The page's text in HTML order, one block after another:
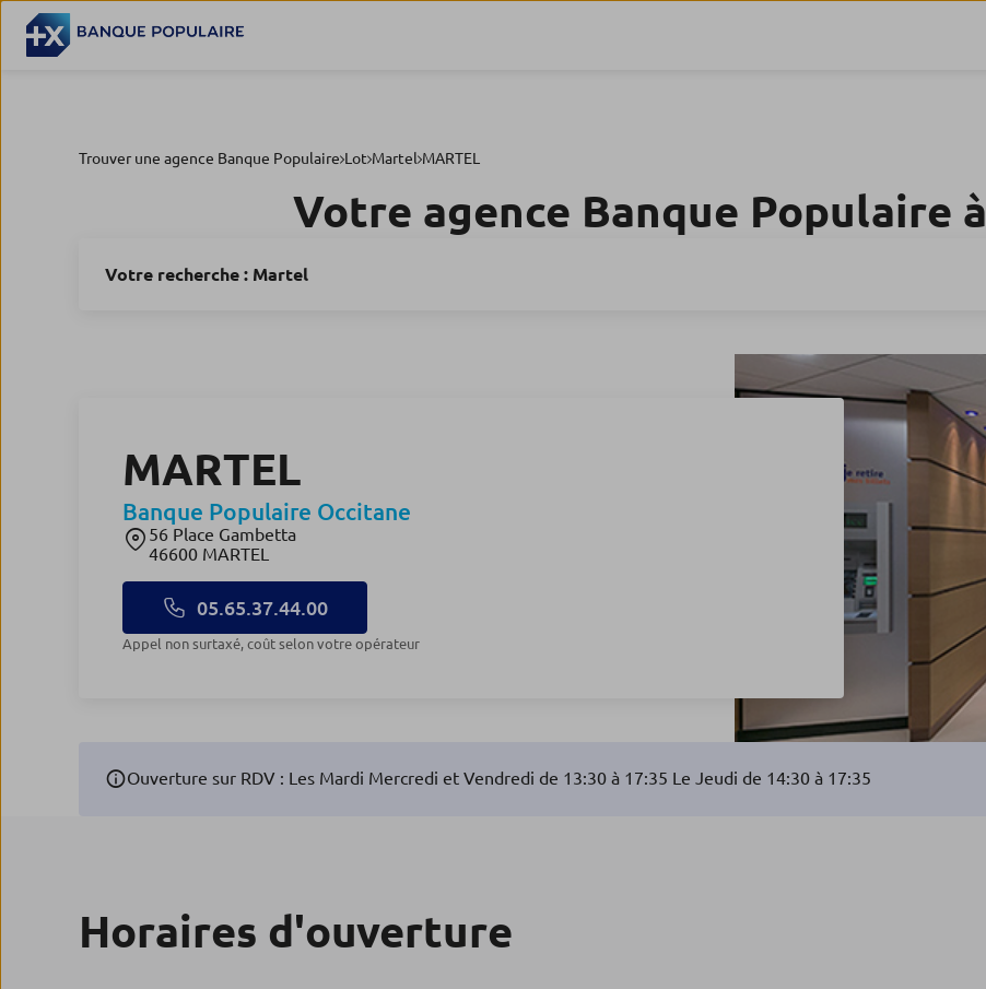
Trouver une agence Banque Populaire Lot Martel MARTEL
Votre agence Banque Populaire à
Votre recherche : Martel
MARTEL
Banque Populaire Occitane
56 Place Gambetta
46600 MARTEL
05.65.37.44.00
Appel non surtaxé, coût selon votre opérateur
Ouverture sur RDV : Les Mardi Mercredi et Vendredi de 13:30 à 17:35 Le Jeudi de 14:30 à 17:35
Horaires d'ouverture